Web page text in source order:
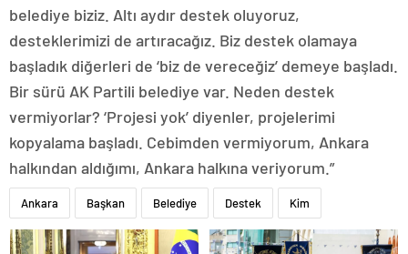
belediye biziz. Altı aydır destek oluyoruz,
desteklerimizi de artıracağız. Biz destek olamaya
başladık diğerleri de ‘biz de vereceğiz’ demeye başladı.
Bir sürü AK Partili belediye var. Neden destek
vermiyorlar? ‘Projesi yok’ diyenler, projelerimi
kopyalama başladı. Cebimden vermiyorum, Ankara
halkından aldığımı, Ankara halkına veriyorum.”
Ankara Başkan Belediye Destek Kim